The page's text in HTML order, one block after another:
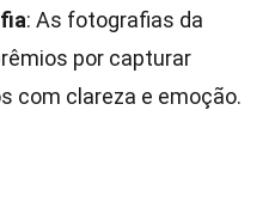
: As fotografias da
por capturar
com clareza e emoção.